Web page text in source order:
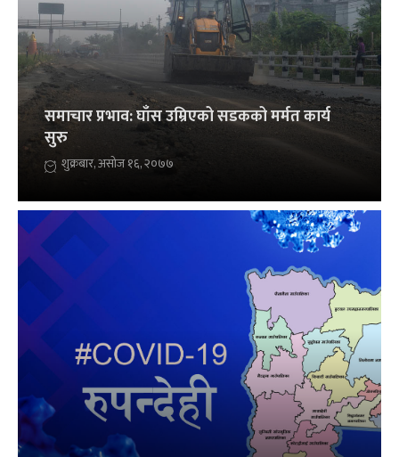
समाचार प्रभाव: घाँस उम्रिएको सडकको मर्मत कार्य
सुरु
शुक्रबार, असोज १६, २०७७